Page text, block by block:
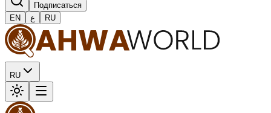
Подписаться
EN
ع RU
RU